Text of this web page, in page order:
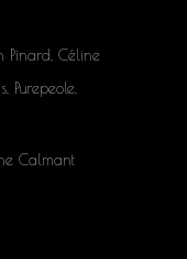
Pinard, Céline
Purepeole,
Calmant